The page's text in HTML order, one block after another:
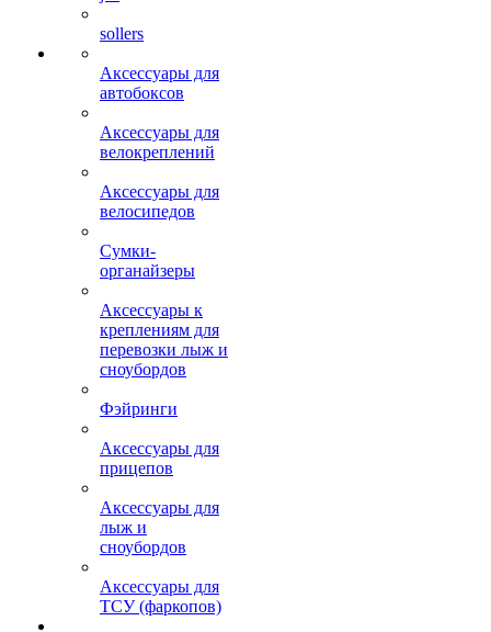
sollers
Аксессуары для
автобоксов
Аксессуары для
велокреплений
Аксессуары для
велосипедов
Сумки-
органайзеры
Аксессуары к
креплениям для
перевозки лыж и
сноубордов
Фэйринги
Аксессуары для
прицепов
Аксессуары для
лыж и
сноубордов
Аксессуары для
ТСУ (фаркопов)